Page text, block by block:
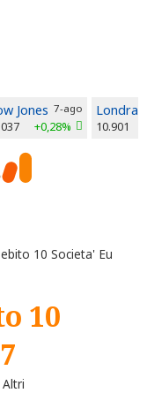
Jones 7-ago
+0,28%
Londra
10.901
10 Societa' Eu
10